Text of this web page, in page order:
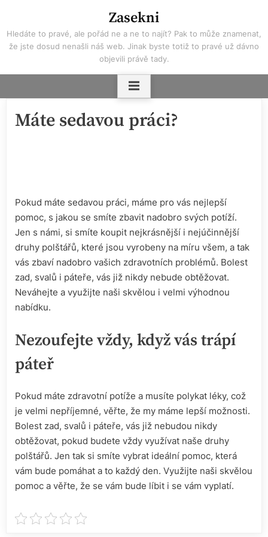
content
Zasekni
Hledáte to pravé, ale pořád ne a ne to najít? Pak to může znamenat,
že jste dosud nenašli náš web. Jinak byste totiž to pravé už dávno
objevili právě tady.
Máte sedavou práci?
Pokud máte sedavou práci, máme pro vás nejlepší
pomoc, s jakou se smíte zbavit nadobro svých potíží.
Jen s námi, si smíte koupit nejkrásnější i nejúčinnější
druhy polštářů, které jsou vyrobeny na míru všem, a tak
vás zbaví nadobro vašich zdravotních problémů. Bolest
zad, svalů i páteře, vás již nikdy nebude obtěžovat.
Neváhejte a využijte naši skvělou i velmi výhodnou
nabídku.
Nezoufejte vždy, když vás trápí
páteř
Pokud máte zdravotní potíže a musíte polykat léky, což
je velmi nepříjemné, věřte, že my máme lepší možnosti.
Bolest zad, svalů i páteře, vás již nebudou nikdy
obtěžovat, pokud budete vždy využívat naše druhy
polštářů. Jen tak si smíte vybrat ideální pomoc, která
vám bude pomáhat a to každý den. Využijte naši skvělou
pomoc a věřte, že se vám bude líbit i se vám vyplatí.